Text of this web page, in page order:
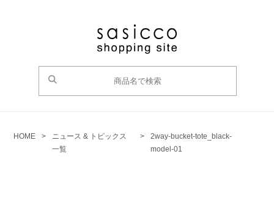
HOME >
ニュース & トピックス
一覧
>
2way-bucket-tote_black-
model-01